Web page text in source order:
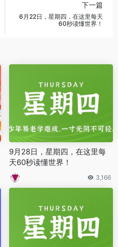
下一篇
6月22日，星期四，在这里每天
60秒读懂世界！
9月28日，星期四，在这里每
天60秒读懂世界！
3,166